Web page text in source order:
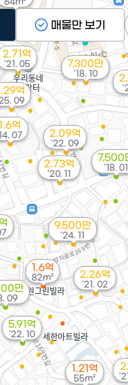
억
09
9,500만
'24. 11
1.21억
55m²
1.6억
5.91억
'22. 10
2.09억
'22. 09
1.6억
82m²
2.71억
'21. 05
2.26억
'21. 02
2.73억
'20. 11
7,300만
'18. 10
만
09
7,500
'18. 01
1.6억
07
매물만 보기